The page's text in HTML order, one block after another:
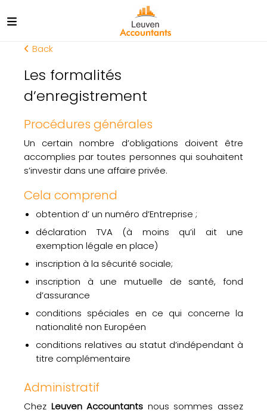
Back
Les formalités
d’enregistrement
Procédures générales
Un certain nombre d’obligations doivent être
accomplies par toutes personnes qui souhaitent
s’investir dans une affaire privée.
Cela comprend
obtention d’ un numéro d’Entreprise ;
déclaration TVA (à moins qu’il ait une
exemption légale en place)
inscription à la sécurité sociale;
inscription à une mutuelle de santé, fond
d’assurance
conditions spéciales en ce qui concerne la
nationalité non Européen
conditions relatives au statut d’indépendant à
titre complémentaire
Administratif
Chez Leuven Accountants nous sommes assez